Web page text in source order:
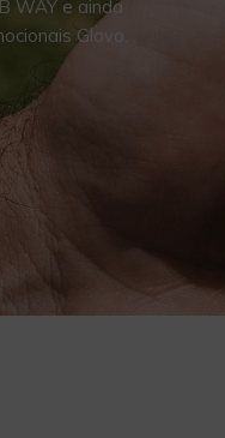
WAY e ainda
Glovo.